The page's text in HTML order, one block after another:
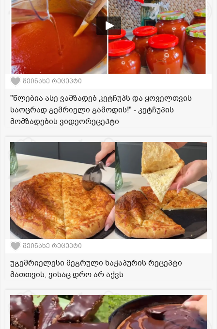
შეინახე რეცეპტი
"წლებია ასე ვამზადებ კეტჩუპს და ყოველთვის
საოცრად გემრიელი გამოდის!" - კეტჩუპის
მომზადების ვიდეორეცეპტი
შეინახე რეცეპტი
უგემრიელესი მეგრული ხაჭაპურის რეცეპტი
მათთვის, ვისაც დრო არ აქვს